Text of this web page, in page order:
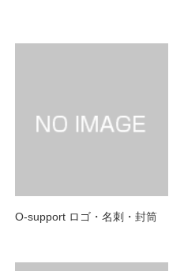
O-support ロゴ・名刺・封筒